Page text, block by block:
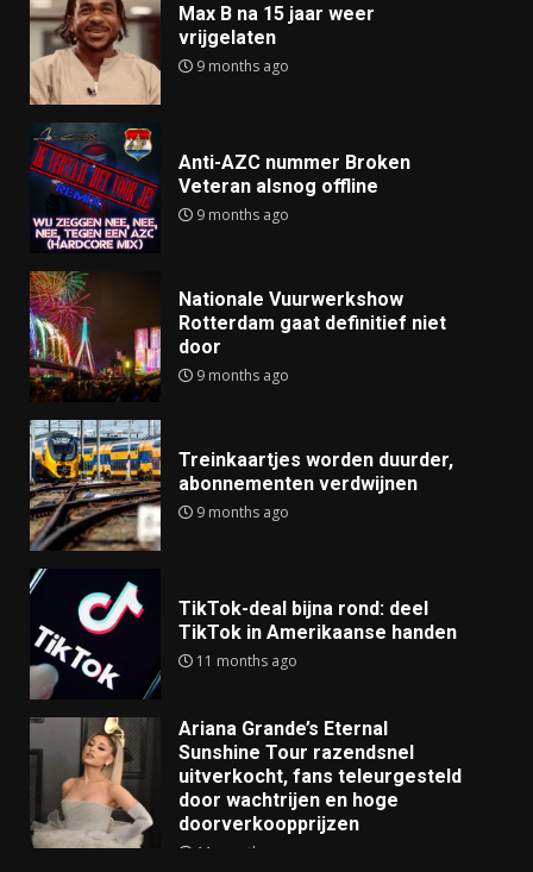
Max B na 15 jaar weer
vrijgelaten
9 months ago
Anti-AZC nummer Broken
Veteran alsnog offline
9 months ago
Nationale Vuurwerkshow
Rotterdam gaat definitief niet
door
9 months ago
Treinkaartjes worden duurder,
abonnementen verdwijnen
9 months ago
TikTok-deal bijna rond: deel
TikTok in Amerikaanse handen
11 months ago
Ariana Grande’s Eternal
Sunshine Tour razendsnel
uitverkocht, fans teleurgesteld
door wachtrijen en hoge
doorverkoopprijzen
11 months ago